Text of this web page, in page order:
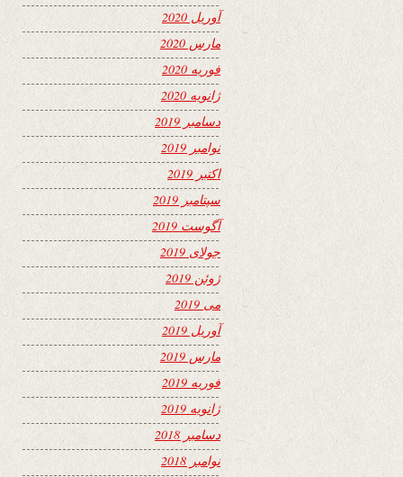
آوریل 2020
مارس 2020
فوریه 2020
ژانویه 2020
دسامبر 2019
نوامبر 2019
اکتبر 2019
سپتامبر 2019
آگوست 2019
جولای 2019
ژوئن 2019
می 2019
آوریل 2019
مارس 2019
فوریه 2019
ژانویه 2019
دسامبر 2018
نوامبر 2018